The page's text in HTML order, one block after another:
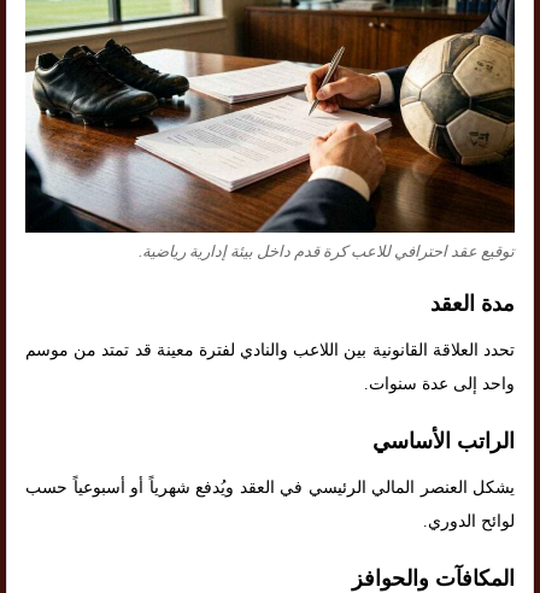
توقيع عقد احترافي للاعب كرة قدم داخل بيئة إدارية رياضية.
مدة العقد
تحدد العلاقة القانونية بين اللاعب والنادي لفترة معينة قد تمتد من موسم
واحد إلى عدة سنوات.
الراتب الأساسي
يشكل العنصر المالي الرئيسي في العقد ويُدفع شهرياً أو أسبوعياً حسب
لوائح الدوري.
المكافآت والحوافز